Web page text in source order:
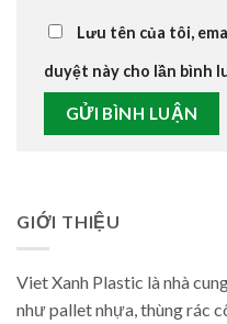
Lưu tên của tôi,
duyệt này cho lần bình
GIỚI THIỆU
Viet Xanh Plastic là nhà
như pallet nhựa, thùng rác